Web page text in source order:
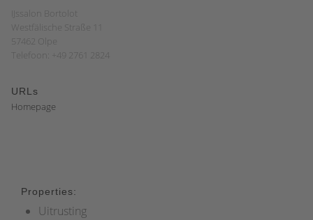
IJssalon Bortolot
Westfälische Straße 11
57462 Olpe
Telefoon: +49 2761 2824
URLs
Homepage
Properties:
Uitrusting